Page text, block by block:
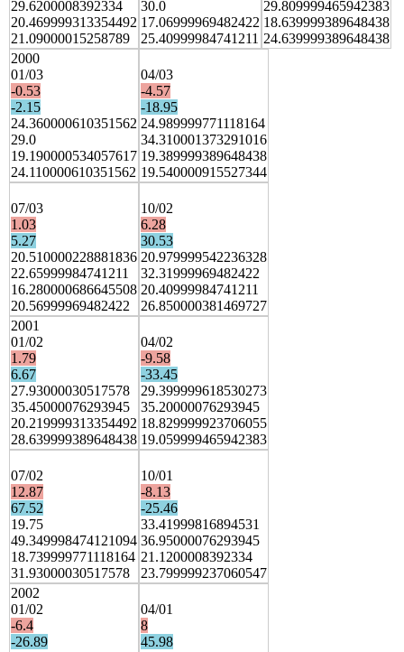
29.6200008392334
20.469999313354492
21.09000015258789
30.0
17.06999969482422
25.40999984741211
29.809999465942383
18.639999389648438
24.639999389648438
2000
01/03
-0.53
-2.15
24.360000610351562
29.0
19.190000534057617
24.110000610351562
04/03
-4.57
-18.95
24.989999771118164
34.310001373291016
19.389999389648438
19.540000915527344
07/03
1.03
5.27
20.510000228881836
22.65999984741211
16.280000686645508
20.56999969482422
10/02
6.28
30.53
20.979999542236328
32.31999969482422
20.40999984741211
26.850000381469727
2001
01/02
1.79
6.67
27.93000030517578
35.45000076293945
20.219999313354492
28.639999389648438
04/02
-9.58
-33.45
29.399999618530273
35.20000076293945
18.829999923706055
19.059999465942383
07/02
12.87
67.52
19.75
49.349998474121094
18.739999771118164
31.93000030517578
10/01
-8.13
-25.46
33.41999816894531
36.95000076293945
21.1200008392334
23.799999237060547
2002
01/02
-6.4
-26.89
04/01
8
45.98